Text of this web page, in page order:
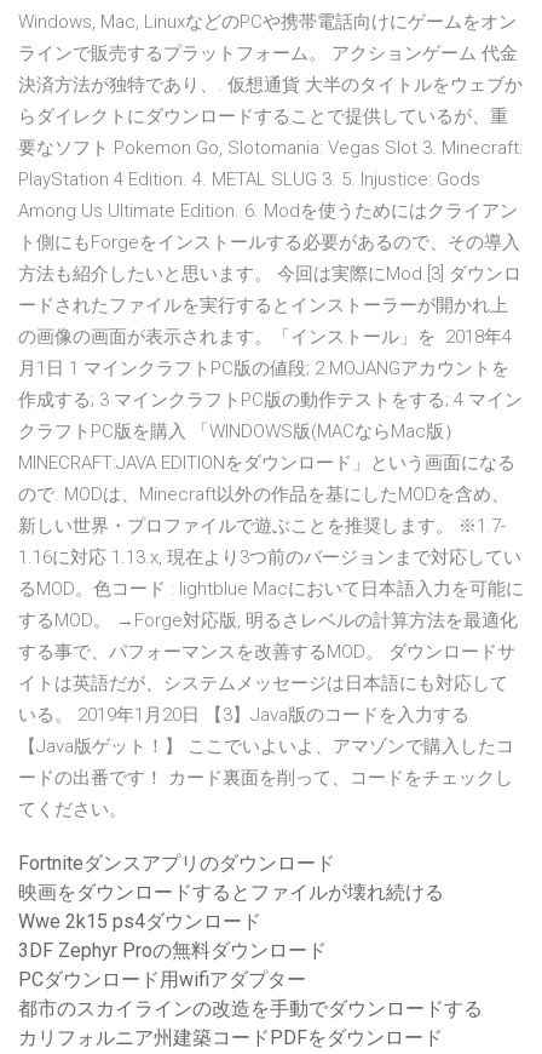
Windows, Mac, LinuxなどのPCや携帯電話向けにゲームをオン
ラインで販売するプラットフォーム。 アクションゲーム 代金
決済方法が独特であり、. 仮想通貨 大半のタイトルをウェブか
らダイレクトにダウンロードすることで提供しているが、重
要なソフト Pokemon Go, Slotomania: Vegas Slot 3. Minecraft:
PlayStation 4 Edition. 4. METAL SLUG 3. 5. Injustice: Gods
Among Us Ultimate Edition. 6. Modを使うためにはクライアン
ト側にもForgeをインストールする必要があるので、その導入
方法も紹介したいと思います。 今回は実際にMod [3] ダウンロ
ードされたファイルを実行するとインストーラーが開かれ上
の画像の画面が表示されます。「インストール」を 2018年4
月1日 1 マインクラフトPC版の値段; 2 MOJANGアカウントを
作成する; 3 マインクラフトPC版の動作テストをする; 4 マイン
クラフトPC版を購入 「WINDOWS版(MACならMac版）
MINECRAFT:JAVA EDITIONをダウンロード」という画面になる
ので. MODは、Minecraft以外の作品を基にしたMODを含め、
新しい世界・プロファイルで遊ぶことを推奨します。 ※1.7-
1.16に対応 1.13.x, 現在より3つ前のバージョンまで対応してい
るMOD。色コード : lightblue Macにおいて日本語入力を可能に
するMOD。 →Forge対応版, 明るさレベルの計算方法を最適化
する事で、パフォーマンスを改善するMOD。 ダウンロードサ
イトは英語だが、システムメッセージは日本語にも対応して
いる。 2019年1月20日 【3】Java版のコードを入力する
【Java版ゲット！】 ここでいよいよ、アマゾンで購入したコ
ードの出番です！ カード裏面を削って、コードをチェックし
てください。
Fortniteダンスアプリのダウンロード
映画をダウンロードするとファイルが壊れ続ける
Wwe 2k15 ps4ダウンロード
3DF Zephyr Proの無料ダウンロード
PCダウンロード用wifiアダプター
都市のスカイラインの改造を手動でダウンロードする
カリフォルニア州建築コードPDFをダウンロード